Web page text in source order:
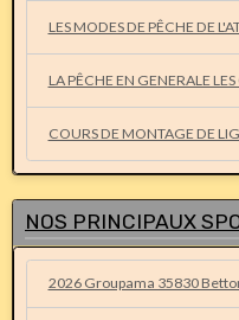
LES MODES DE PÊCHE DE
LA PÊCHE EN GENERALE
COURS DE MONTAGE DE
NOS PRINCIPAUX
2026 Groupama 35830